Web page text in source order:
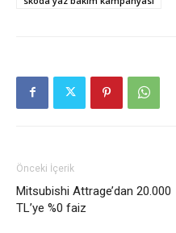
Önceki İçerik
Mitsubishi Attrage’dan 20.000
TL’ye %0 faiz